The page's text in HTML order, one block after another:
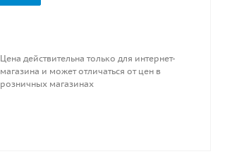
Цена действительна только для интернет-
магазина и может отличаться от цен в
розничных магазинах